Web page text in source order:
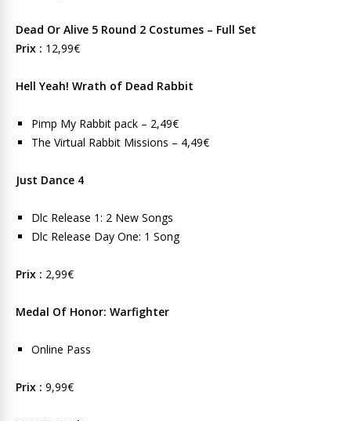
Dead Or Alive 5 Round 2 Costumes – Full Set
Prix : 12,99€
Hell Yeah! Wrath of Dead Rabbit
Pimp My Rabbit pack – 2,49€
The Virtual Rabbit Missions – 4,49€
Just Dance 4
Dlc Release 1: 2 New Songs
Dlc Release Day One: 1 Song
Prix : 2,99€
Medal Of Honor: Warfighter
Online Pass
Prix : 9,99€